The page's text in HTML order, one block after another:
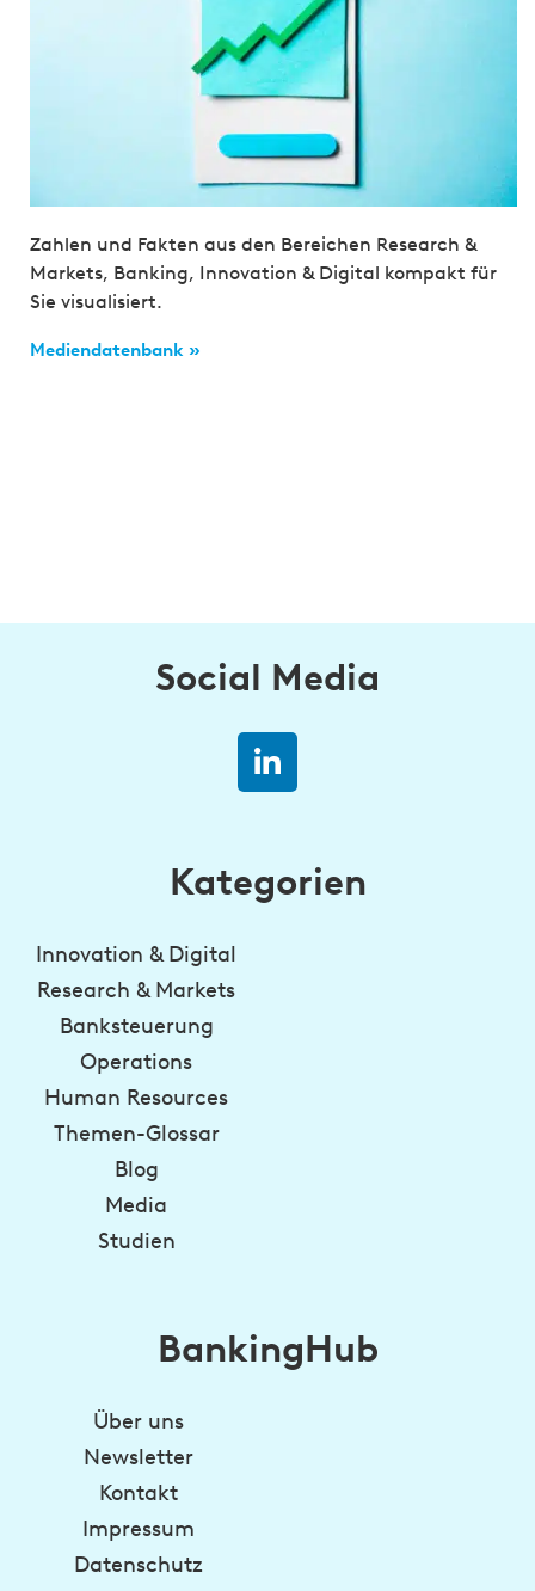
Zahlen und Fakten aus den Bereichen Research &
Markets, Banking, Innovation & Digital kompakt für
Sie visualisiert.
Mediendatenbank »
Social Media
Kategorien
Innovation & Digital
Research & Markets
Banksteuerung
Operations
Human Resources
Themen-Glossar
Blog
Media
Studien
BankingHub
Über uns
Newsletter
Kontakt
Impressum
Datenschutz